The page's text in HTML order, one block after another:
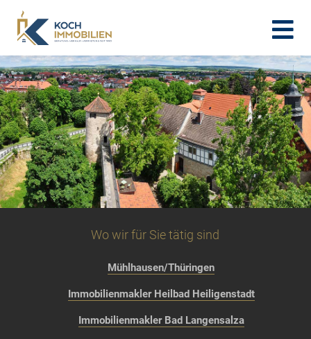
Wo wir für Sie tätig sind
Mühlhausen/Thüringen
Immobilienmakler Heilbad Heiligenstadt
Immobilienmakler Bad Langensalza